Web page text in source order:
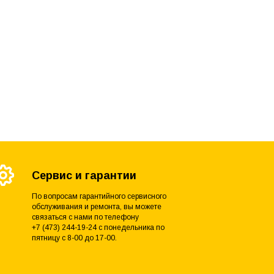
Сервис и гарантии
По вопросам гарантийного сервисного
обслуживания и ремонта, вы можете
связаться с нами по телефону
+7 (473) 244-19-24 с понедельника по
пятницу с 8-00 до 17-00.